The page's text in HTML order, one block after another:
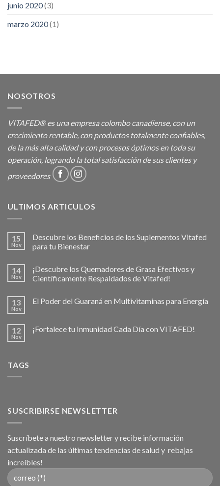
junio 2020(3)
marzo 2020(1)
NOSOTROS
VITAFED® es una empresa colombo canadiense, con un
crecimiento rentable, con productos totalmente confiables,
de la más alta calidad y con procesos óptimos en toda su
operación, logrando la total satisfacción de sus clientes y
proveedores
ULTIMOS ARTICULOS
15
Nov
Descubre los Beneficios de los Suplementos Vitafed
para tu Bienestar
14
Nov
¡Descubre los Quemadores de Grasa Efectivos y
Científicamente Respaldados de Vitafed!
13
Nov
El Poder del Guaraná en Multivitaminas para Energía
12
Nov
¡Fortalece tu Inmunidad Cada Día con VITAFED!
TAGS
SUSCRIBIRSE NEWSLETTER
Suscríbete a nuestro newsletter y recibe información
actualizada de las últimas tendencias de salud y rebajas
increíbles!